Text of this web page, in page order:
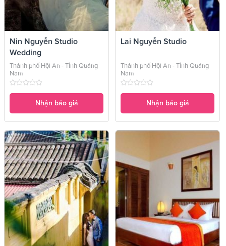
Nin Nguyễn Studio
Wedding
Thành phố Hội An - Tỉnh Quảng
Nam
Nhận báo giá
Lai Nguyễn Studio
Thành phố Hội An - Tỉnh Quảng
Nam
Nhận báo giá